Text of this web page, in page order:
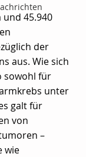
45.940
der
aus. Wie sich
sowohl für
unter
galt für
von
–
wie